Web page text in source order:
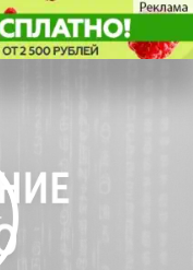
погибло два